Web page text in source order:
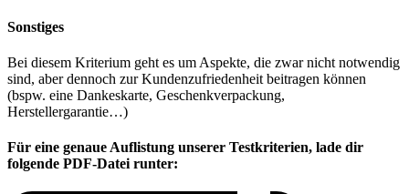
Sonstiges
Bei diesem Kriterium geht es um Aspekte, die zwar nicht notwendig
sind, aber dennoch zur Kundenzufriedenheit beitragen können
(bspw. eine Dankeskarte, Geschenkverpackung,
Herstellergarantie…)
Für eine genaue Auflistung unserer Testkriterien, lade dir
folgende PDF-Datei runter: